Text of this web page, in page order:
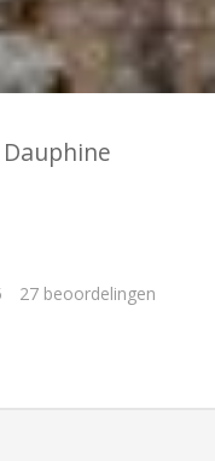
27 beoordelingen